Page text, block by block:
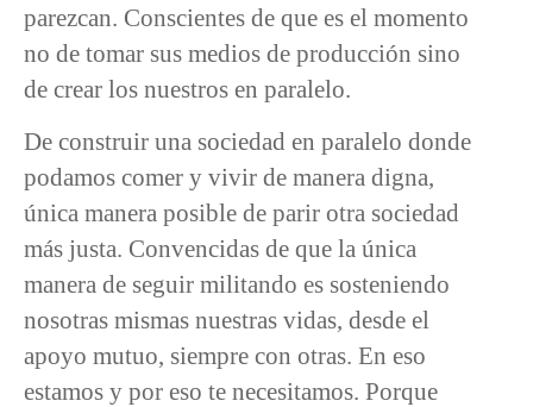
parezcan. Conscientes de que es el momento
no de tomar sus medios de producción sino
de crear los nuestros en paralelo.
De construir una sociedad en paralelo donde
podamos comer y vivir de manera digna,
única manera posible de parir otra sociedad
más justa. Convencidas de que la única
manera de seguir militando es sosteniendo
nosotras mismas nuestras vidas, desde el
apoyo mutuo, siempre con otras. En eso
estamos y por eso te necesitamos. Porque